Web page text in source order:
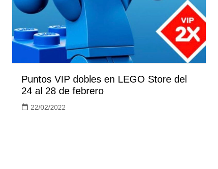
Puntos VIP dobles en LEGO Store del
24 al 28 de febrero
22/02/2022